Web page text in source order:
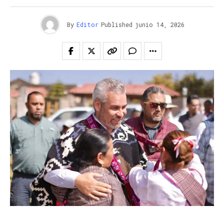
By Editor Published junio 14, 2026